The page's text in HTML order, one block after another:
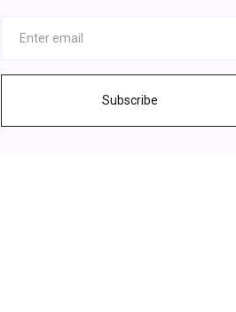
Subscribe